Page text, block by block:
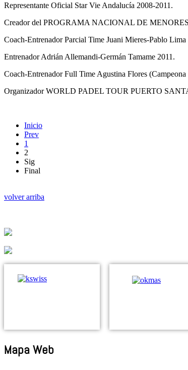
Representante Oficial Star Vie Andalucía 2008-2011.
Creador del PROGRAMA NACIONAL DE
Coach-Entrenador Parcial Time Juani Mieres-Pablo Lima
Entrenador Adrián Allemandi-Germán Tamame 2011.
Coach-Entrenador Full Time Agustina Flores
Organizador WORLD PADEL TOUR PUERTO
Inicio
Prev
1
2
Sig
Final
volver arriba
Mapa Web